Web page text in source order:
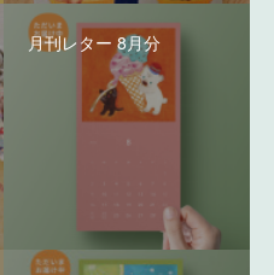
月刊レター 8月分